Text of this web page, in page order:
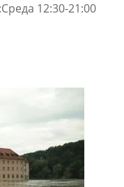
12:30-21:00